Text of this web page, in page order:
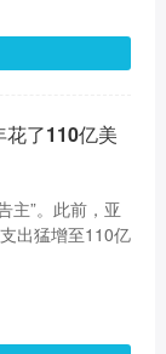
了110亿美
主”。此前，亚
出猛增至110亿